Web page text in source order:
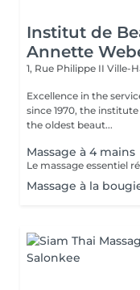
Institut de
Annette
1, Rue Philippe II Ville-
Excellence in the service of beauty!
since 1970, the
the oldest beaut...
Massage à 4 mains
Massage à la